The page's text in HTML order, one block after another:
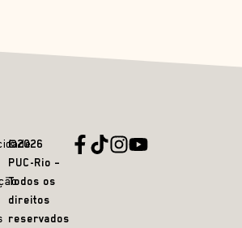
©2026
PUC-Rio –
Todos os
direitos
reservados